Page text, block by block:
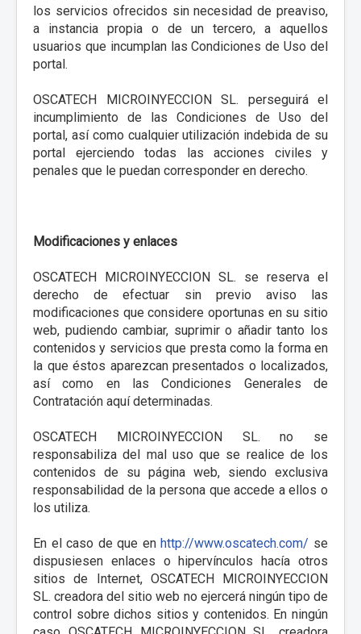
los servicios ofrecidos sin necesidad de preaviso,
a instancia propia o de un tercero, a aquellos
usuarios que incumplan las Condiciones de Uso del
portal.
OSCATECH MICROINYECCION SL. perseguirá el
incumplimiento de las Condiciones de Uso del
portal, así como cualquier utilización indebida de su
portal ejerciendo todas las acciones civiles y
penales que le puedan corresponder en derecho.
Modificaciones y enlaces
OSCATECH MICROINYECCION SL. se reserva el
derecho de efectuar sin previo aviso las
modificaciones que considere oportunas en su sitio
web, pudiendo cambiar, suprimir o añadir tanto los
contenidos y servicios que presta como la forma en
la que éstos aparezcan presentados o localizados,
así como en las Condiciones Generales de
Contratación aquí determinadas.
OSCATECH MICROINYECCION SL. no se
responsabiliza del mal uso que se realice de los
contenidos de su página web, siendo exclusiva
responsabilidad de la persona que accede a ellos o
los utiliza.
En el caso de que enhttp://www.oscatech.com/ se
dispusiesen enlaces o hipervínculos hacía otros
sitios de Internet, OSCATECH MICROINYECCION
SL. creadora del sitio web no ejercerá ningún tipo de
control sobre dichos sitios y contenidos. En ningún